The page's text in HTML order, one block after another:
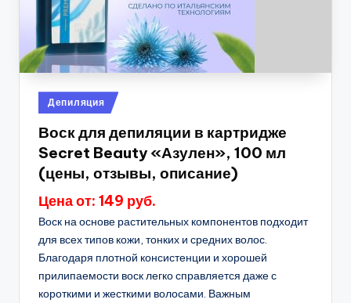
Опубликовано
в
Депиляция
Воск для депиляции в картридже
Secret Beauty «Азулен», 100 мл
(цены, отзывы, описание)
Цена от: 149 руб.
Воск на основе растительных компонентов подходит
для всех типов кожи, тонких и средних волос.
Благодаря плотной консистенции и хорошей
прилипаемости воск легко справляется даже с
короткими и жесткими волосами. Важным